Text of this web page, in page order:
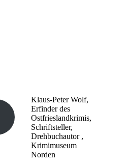
Klaus-Peter Wolf,
Erfinder des
Ostfrieslandkrimis,
Schriftsteller,
Drehbuchautor ,
Krimimuseum
Norden